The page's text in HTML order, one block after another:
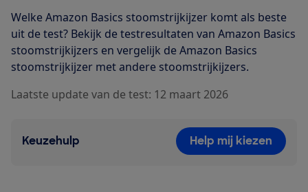
Welke Amazon Basics stoomstrijkijzer komt als beste
uit de test? Bekijk de testresultaten van Amazon Basics
stoomstrijkijzers en vergelijk de Amazon Basics
stoomstrijkijzer met andere stoomstrijkijzers.
Laatste update van de test: 12 maart 2026
Keuzehulp Help mij kiezen